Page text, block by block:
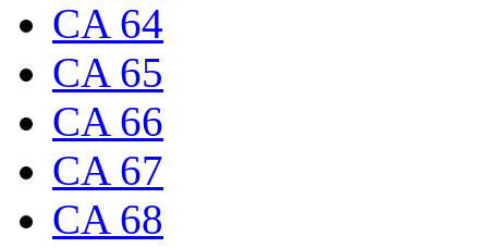
CA 64
CA 65
CA 66
CA 67
CA 68